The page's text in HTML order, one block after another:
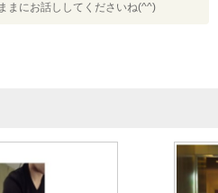
まにお話ししてくださいね(^^)